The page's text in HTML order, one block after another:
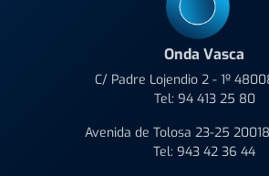
Onda Vasca
C/ Padre Lojendio 2 - 1º
Tel: 94 413 25 80
Avenida de Tolosa 23-25
Tel: 943 42 36 44